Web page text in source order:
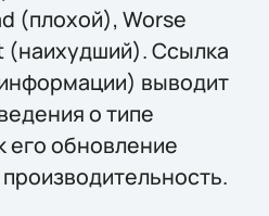
(плохой), Worse
(наихудший). Ссылка
выводит
о типе
его обновление